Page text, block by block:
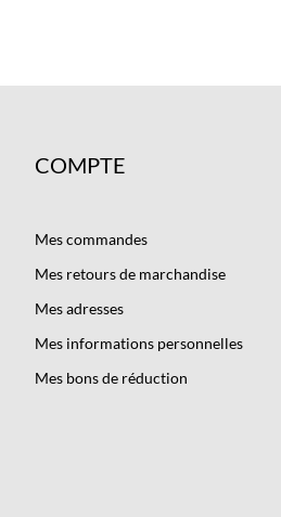
COMPTE
Mes commandes
Mes retours de marchandise
Mes adresses
Mes informations personnelles
Mes bons de réduction